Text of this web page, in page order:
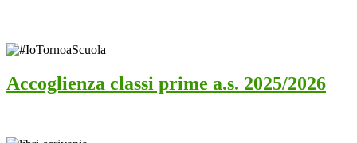
Accoglienza classi prime a.s. 2025/2026